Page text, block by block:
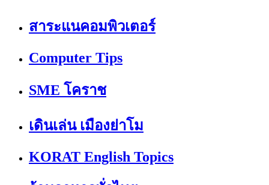
สาระแนคอมพิวเตอร์
Computer Tips
SME โคราช
เดินเล่น เมืองย่าโม
KORAT English Topics